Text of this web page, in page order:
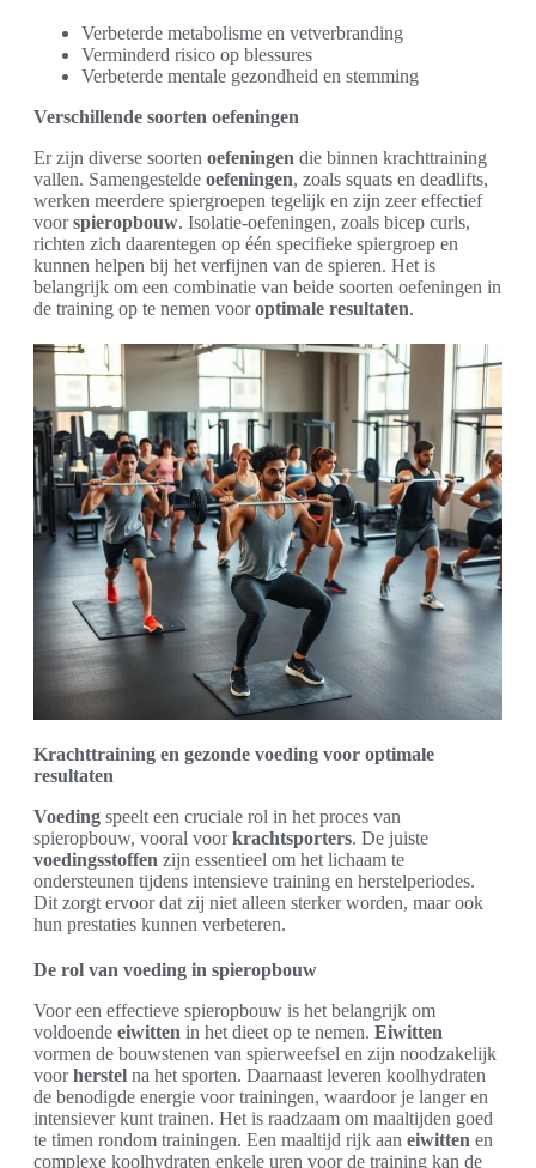
Verbeterde metabolisme en vetverbranding
Verminderd risico op blessures
Verbeterde mentale gezondheid en stemming
Verschillende soorten oefeningen
Er zijn diverse soorten oefeningen die binnen krachttraining
vallen. Samengestelde oefeningen, zoals squats en deadlifts,
werken meerdere spiergroepen tegelijk en zijn zeer effectief
voorspieropbouw. Isolatie-oefeningen, zoals bicep curls,
richten zich daarentegen op één specifieke spiergroep en
kunnen helpen bij het verfijnen van de spieren. Het is
belangrijk om een combinatie van beide soorten oefeningen in
de training op te nemen vooroptimale resultaten.
Krachttraining en gezonde voeding voor optimale
resultaten
Voeding speelt een cruciale rol in het proces van
spieropbouw, vooral voorkrachtsporters. De juiste
voedingsstoffen zijn essentieel om het lichaam te
ondersteunen tijdens intensieve training en herstelperiodes.
Dit zorgt ervoor dat zij niet alleen sterker worden, maar ook
hun prestaties kunnen verbeteren.
De rol van voeding in spieropbouw
Voor een effectieve spieropbouw is het belangrijk om
voldoende eiwitten in het dieet op te nemen. Eiwitten
vormen de bouwstenen van spierweefsel en zijn noodzakelijk
voorherstel na het sporten. Daarnaast leveren koolhydraten
de benodigde energie voor trainingen, waardoor je langer en
intensiever kunt trainen. Het is raadzaam om maaltijden goed
te timen rondom trainingen. Een maaltijd rijk aan eiwitten en
complexe koolhydraten enkele uren voor de training kan de